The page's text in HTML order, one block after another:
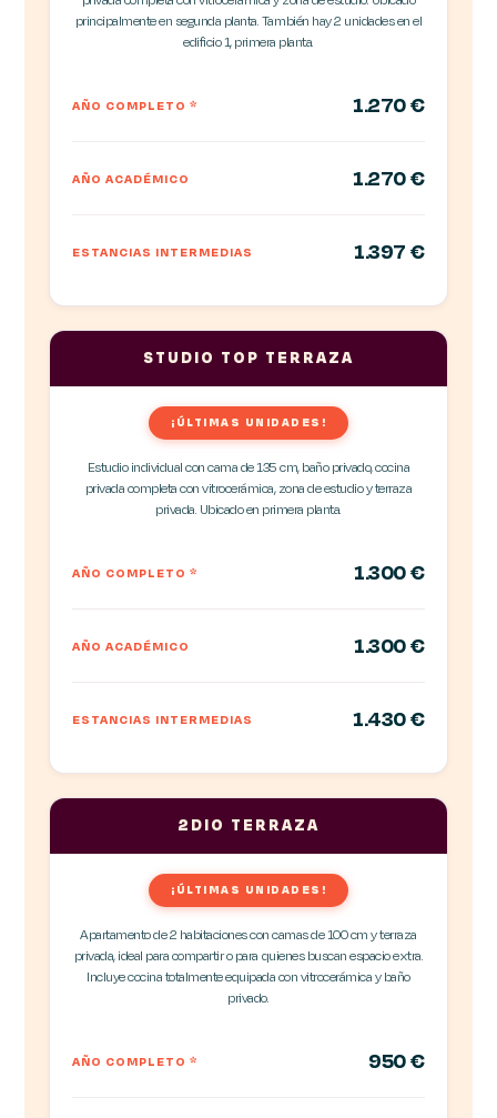
principalmente en segunda planta. También hay 2 unidades en el
edificio 1, primera planta.
AÑO COMPLETO* 1.270 €
AÑO ACADÉMICO 1.270 €
ESTANCIAS INTERMEDIAS 1.397 €
STUDIO TOP TERRAZA
¡ÚLTIMAS UNIDADES!
Estudio individual con cama de 135 cm, baño privado, cocina
privada completa con vitrocerámica, zona de estudio y terraza
privada. Ubicado en primera planta.
AÑO COMPLETO* 1.300 €
AÑO ACADÉMICO 1.300 €
ESTANCIAS INTERMEDIAS 1.430 €
2DIO TERRAZA
¡ÚLTIMAS UNIDADES!
Apartamento de 2 habitaciones con camas de 100 cm y terraza
privada, ideal para compartir o para quienes buscan espacio extra.
Incluye cocina totalmente equipada con vitrocerámica y baño
privado.
AÑO COMPLETO* 950 €